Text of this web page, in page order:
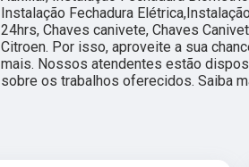
Instalação Fechadura
24hrs, Chaves canivete, Chaves
Citroen. Por isso, aproveite a sua
mais. Nossos atendentes estão
sobre os trabalhos oferecidos. Saiba